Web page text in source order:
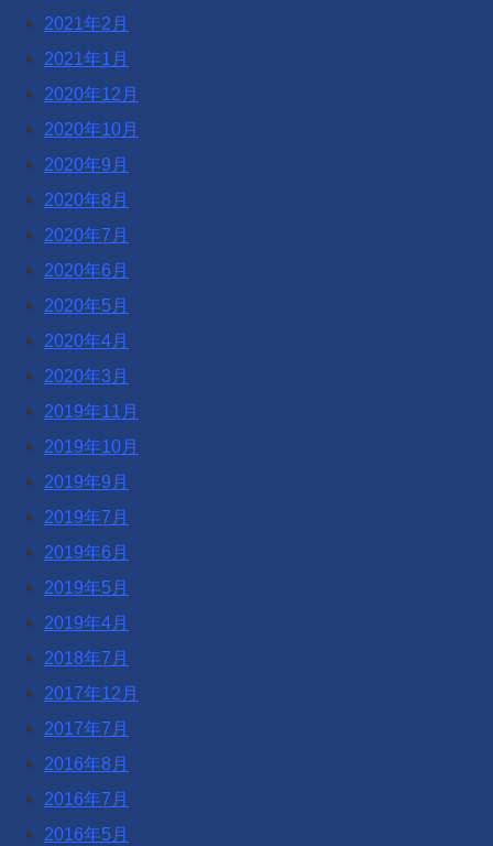
2021年2月
2021年1月
2020年12月
2020年10月
2020年9月
2020年8月
2020年7月
2020年6月
2020年5月
2020年4月
2020年3月
2019年11月
2019年10月
2019年9月
2019年7月
2019年6月
2019年5月
2019年4月
2018年7月
2017年12月
2017年7月
2016年8月
2016年7月
2016年5月